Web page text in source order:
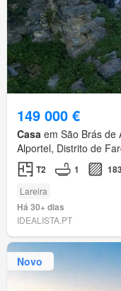
149 000 €
Casa em São Brás de
Alportel, Distrito de
T2 1
Lareira
Há 30+ dias
IDEALISTA.PT
Novo